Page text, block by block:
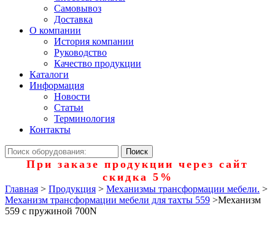
Самовывоз
Доставка
О компании
История компании
Руководство
Качество продукции
Каталоги
Информация
Новости
Статьи
Терминология
Контакты
При заказе продукции через сайт
скидка 5%
Главная > Продукция > Механизмы трансформации мебели. >
Механизм трансформации мебели для тахты 559 >Механизм
559 с пружиной 700N